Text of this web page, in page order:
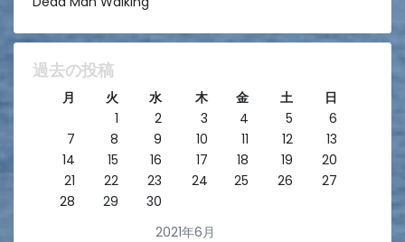
過去の投稿
2021年6月
月 火 水 木 金 土
日
1
2 3 4 5
6
7
8 9 10 11 12
13
14
15 16 17 18 19
20
21
22 23 24 25 26
27
28
29 30